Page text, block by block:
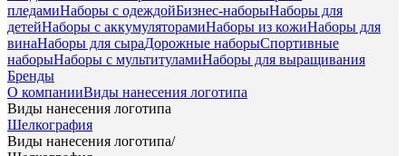
пледамиНаборы с одеждойБизнес-наборыНаборы для
детейНаборы с аккумуляторамиНаборы из кожиНаборы для
винаНаборы для сыраДорожные наборыСпортивные
наборыНаборы с мультитуламиНаборы для выращивания
Бренды
О компанииВиды нанесения логотипа
Виды нанесения логотипа
Шелкография
Виды нанесения логотипа/